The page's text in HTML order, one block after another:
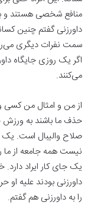
منافع شخصی هستند و
داورزنی گفتم چنین
سمت نفرات دیگری
اگر یک روزی جایگاه
می‌کنند.
از من و امثال من کسی
حذف ما باشند به
صلاح والیبال است. یک
نیست همه جامعه از ما
یک جای کار ایراد
داورزنی بودند علیه
را به داورزنی هم گفتم.